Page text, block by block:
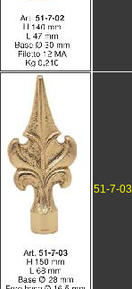
51-7-03